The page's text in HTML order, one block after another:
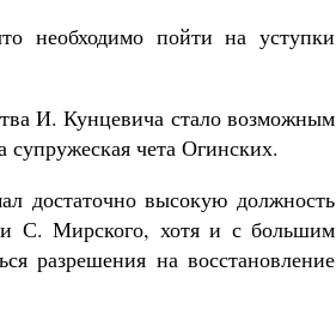
необходимо пойти на уступки
И. Кунцевича стало возможным
чета Огинских.
достаточно высокую должность
С. Мирского, хотя и с большим
разрешения на восстановление